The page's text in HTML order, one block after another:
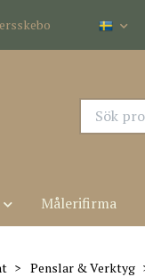
Målerifirma
Penslar & Verktyg